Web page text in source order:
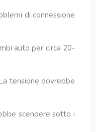
di connessione
auto per circa 20-
tensione dovrebbe
scendere sotto i